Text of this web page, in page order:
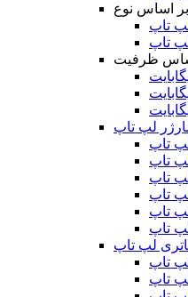
اساس نوع
ظرفیت
لپ تاپ
لپ تاپ